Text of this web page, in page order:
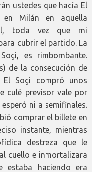
ustedes que hacía El
en Milán en aquella
toda vez que mi
cubrir el partido. La
es rimbombante.
de la consecución de
Soçi compró unos
culé previsor vale por
ni a semifinales.
comprar el billete en
instante, mientras
destreza que le
cuello e inmortalizara
estaba haciendo era